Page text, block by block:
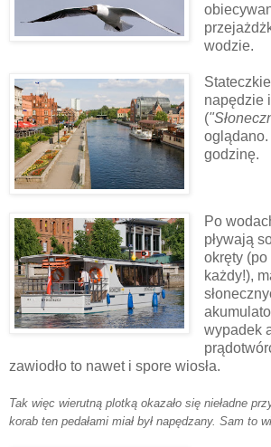
wodzie.
napędzie
(
oglądano.
godzinę.
Po
pływają
okręty (po
każdy!),
wypadek
zawiodło to nawet i spore wiosła.
Tak więc wierutną plotką okazało się nieładne
korab ten pedałami miał był napędzany. Sam to